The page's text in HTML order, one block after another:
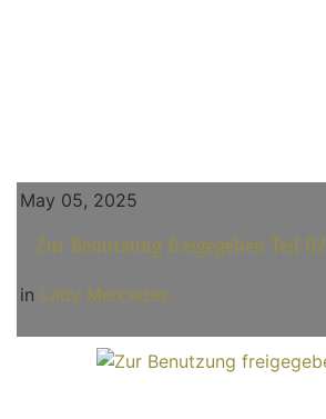
May 05, 2025
Zur Benutzung freigegeben Teil 02
in Lady Mercedes